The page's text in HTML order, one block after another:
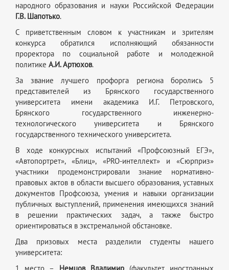
народного образования и науки Российской Федерации
Г.В. Шапотько.
С приветственным словом к участникам и зрителям
конкурса обратился исполняющий обязанности
проректора по социальной работе и молодежной
политике А.И. Артюхов.
За звание лучшего профорга региона боролись 5
представителей из Брянского государственного
университета имени академика И.Г. Петровского,
Брянского государственного инженерно-
технологического университета и Брянского
государственного технического университета.
В ходе конкурсных испытаний «Профсоюзный ЕГЭ»,
«Автопортрет», «Блиц», «PRO-интеллект» и «Сюрприз»
участники продемонстрировали знание нормативно-
правовых актов в области высшего образования, уставных
документов Профсоюза, умения и навыки организации
публичных выступлений, применения имеющихся знаний
в решении практических задач, а также быстро
ориентироваться в экстремальной обстановке.
Два призовых места разделили студенты нашего
университета: